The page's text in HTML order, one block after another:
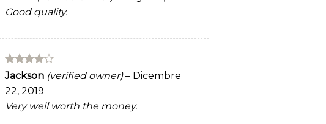
out of 5
Good quality.
Rated4
out of 5
Jackson (verified owner) – Dicembre
22, 2019
Very well worth the money.